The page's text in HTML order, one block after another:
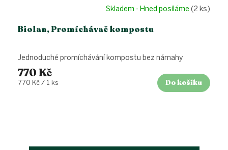
Biolan, Promíchávač kompostu
Skladem - Hned posíláme (2 ks)
770 Kč
Měrná
770 Kč / 1 ks Do košíku
Jednoduché promíchávání kompostu bez námahy